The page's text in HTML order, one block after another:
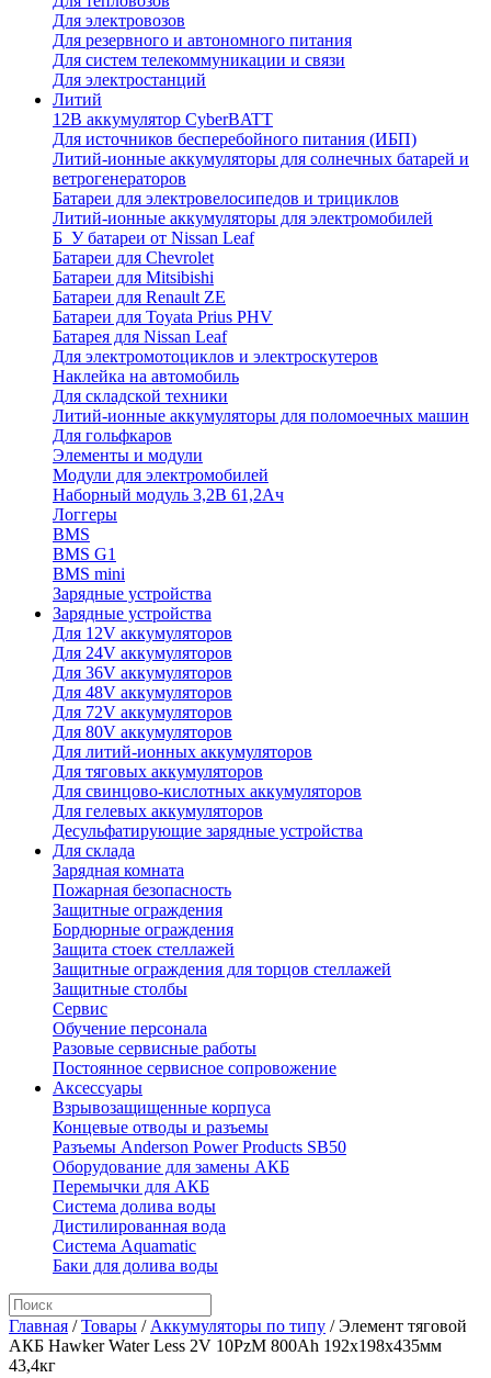
Для электровозов
Для резервного и автономного питания
Для систем телекоммуникации и связи
Для электростанций
Литий
12В аккумулятор CyberBATT
Для источников бесперебойного питания (ИБП)
Литий-ионные аккумуляторы для солнечных батарей и
ветрогенераторов
Батареи для электровелосипедов и трициклов
Литий-ионные аккумуляторы для электромобилей
Б_У батареи от Nissan Leaf
Батареи для Chevrolet
Батареи для Mitsibishi
Батареи для Renault ZE
Батареи для Toyata Prius PHV
Батарея для Nissan Leaf
Для электромотоциклов и электроскутеров
Наклейка на автомобиль
Для складской техники
Литий-ионные аккумуляторы для поломоечных машин
Для гольфкаров
Элементы и модули
Модули для электромобилей
Наборный модуль 3,2В 61,2Ач
Логгеры
BMS
BMS G1
BMS mini
Зарядные устройства
Зарядные устройства
Для 12V аккумуляторов
Для 24V аккумуляторов
Для 36V аккумуляторов
Для 48V аккумуляторов
Для 72V аккумуляторов
Для 80V аккумуляторов
Для литий-ионных аккумуляторов
Для тяговых аккумуляторов
Для свинцово-кислотных аккумуляторов
Для гелевых аккумуляторов
Десульфатирующие зарядные устройства
Для склада
Зарядная комната
Пожарная безопасность
Защитные ограждения
Бордюрные ограждения
Защита стоек стеллажей
Защитные ограждения для торцов стеллажей
Защитные столбы
Сервис
Обучение персонала
Разовые сервисные работы
Постоянное сервисное сопровожение
Аксессуары
Взрывозащищенные корпуса
Концевые отводы и разъемы
Разъемы Anderson Power Products SB50
Оборудование для замены АКБ
Перемычки для АКБ
Система долива воды
Дистилированная вода
Система Aquamatic
Баки для долива воды
Главная /Товары / Аккумуляторы по типу /Элемент тяговой
АКБ Hawker Water Less 2V 10PzM 800Ah 192x198x435мм
43,4кг